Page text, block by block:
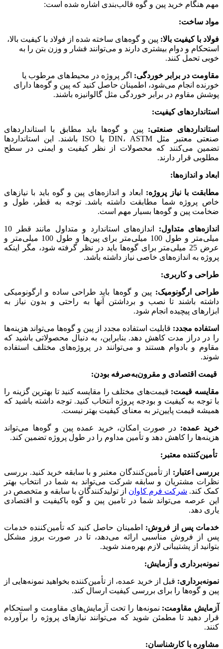
مهم هنگام خرید پین و گوه قالب‌بندی اشاره شده است:
مواد ساخت:
فولاد با کیفیت بالا: پین و گوه‌های ساخته شده از فولاد با کیفیت بالا،
استحکام و دوام بیشتری دارند و می‌توانند فشار و وزن بتن را به
خوبی تحمل کنند.
مقاومت در برابر خوردگی: اگر پروژه در محیط‌های مرطوب یا
خورنده انجام می‌شود، اطمینان حاصل کنید که پین و گوه‌ها دارای
پوشش مقاوم در برابر خوردگی مثل گالوانیزه باشند.
استانداردهای کیفیت:
استانداردهای صنعتی: پین و گوه‌ها باید مطابق با استانداردهای
صنعتی معتبر مثل DIN، ASTM یا ISO باشند. این استانداردها
تضمین می‌کنند که محصولات از نظر کیفیت و ایمنی در سطح
مطلوبی قرار دارند.
ابعاد و اندازه‌ها:
مطابقت با نیاز پروژه: ابعاد و اندازه‌های پین و گوه باید با نیازهای
خاص پروژه شما مطابقت داشته باشد. توجه به قطر، طول و
ضخامت پین و گوه‌ها بسیار مهم است.
اندازه‌های متداول:
اندازه‌های استاندارد و متداول مانند قطر 10
میلی‌متر و طول 100 میلی‌متر برای پین‌ها و طول 100 میلی‌متر و
عرض 25 میلی‌متر برای گوه‌ها باید در نظر گرفته شود، مگر اینکه
پروژه به اندازه‌های خاصی نیاز داشته باشد.
طراحی و کاربری:
طراحی ارگونومیک: پین و گوه‌ها باید طراحی ساده و ارگونومیکی
داشته باشند تا نصب و برداشتن آنها به راحتی و بدون نیاز به
ابزارهای پیچیده انجام شود.
استفاده مجدد: قابلیت استفاده مجدد از پین و گوه‌ها می‌تواند هزینه‌ها
را در دراز مدت کاهش دهد. بنابراین، به دنبال محصولاتی باشید که
مقاوم و بادوام هستند و می‌توانند در پروژه‌های مختلف استفاده
شوند.
قیمت اقتصادی و مقرون‌به‌صرفه بودن:
مقایسه قیمت: قیمت‌های مختلف را مقایسه کنید تا بهترین گزینه را
با توجه به کیفیت و بودجه پروژه انتخاب کنید. توجه داشته باشید که
همیشه قیمت پایین‌تر به معنای کیفیت بهتر نیست.
خرید عمده: در صورت امکان، خرید عمده پین و گوه‌ها می‌تواند
هزینه‌ها را کاهش دهد و تأمین مداوم را در طول پروژه تضمین کند.
تأمین‌کننده معتبر:
بررسی اعتبار: از تأمین‌کنندگان معتبر و با سابقه خرید کنید. بررسی
نظرات مشتریان و سابقه شرکت می‌تواند به شما در انتخاب بهتر
کمک کند. شرکت فرم کاوان از تولیدکنندگان با سابقه و متخصص در
این عرصه می‌تواند شما در تامین پین و گوه باکیفیت و اقتصادی
یاری دهد.
خدمات پس از فروش: اطمینان حاصل کنید که تأمین‌کننده خدمات
پس از فروش مناسبی ارائه می‌دهد، تا در صورت بروز مشکل
بتوانید از پشتیبانی لازم بهره‌مند شوید.
نمونه‌برداری و آزمایش:
نمونه‌برداری: قبل از خرید عمده، از تأمین‌کننده بخواهید نمونه‌هایی از
پین و گوه‌ها را برای بررسی کیفیت ارسال کند.
آزمایش مقاومت: نمونه‌ها را تحت آزمایش‌های مقاومت و استحکام
قرار دهید تا مطمئن شوید که می‌توانند نیازهای پروژه را برآورده
کنند.
مشاوره با کارشناسان: